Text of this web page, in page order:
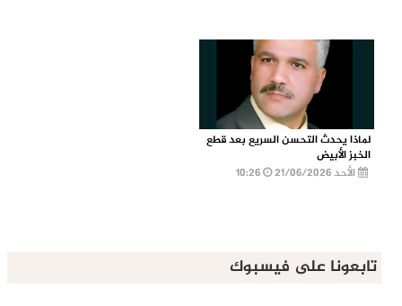
لماذا يحدث التحسن السريع بعد قطع
الخبز الأبيض
الأحد 21/06/2026
تابعونا على فيسبوك